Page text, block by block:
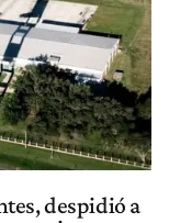
despidió a